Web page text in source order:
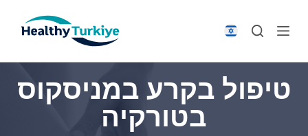
p
טיפול בקרע במניסקוס
בטורקיה